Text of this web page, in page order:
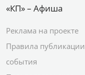
«КП» – Афиша
Реклама на проекте
Правила публикации
события